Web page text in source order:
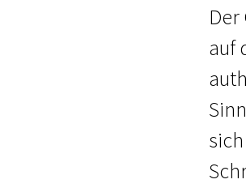
auf